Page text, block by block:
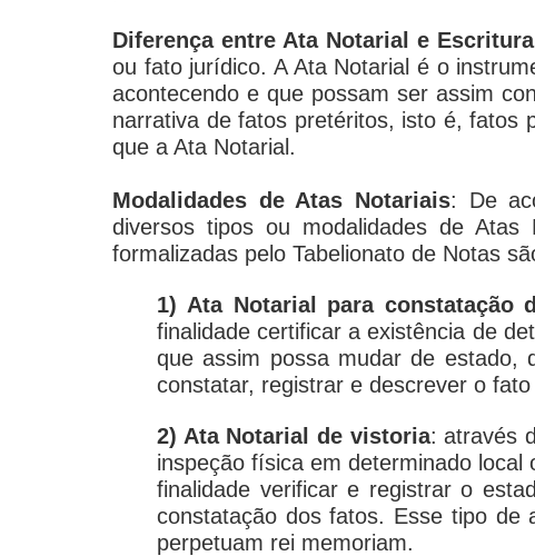
Diferença entre Ata Notarial e
ou fato jurídico. A Ata Notarial é o
acontecendo e que possam ser assim
narrativa de fatos pretéritos, isto é, fatos
que a Ata Notarial.
Modalidades de Atas Notariais: De
diversos tipos ou modalidades de
formalizadas pelo Tabelionato de Notas
1) Ata Notarial para constatação
finalidade certificar a existência de
que assim possa mudar de estado,
constatar, registrar e descrever o fato
2) Ata Notarial de vistoria: através
inspeção física em determinado
finalidade verificar e registrar o
constatação dos fatos. Esse tipo de
perpetuam rei memoriam.